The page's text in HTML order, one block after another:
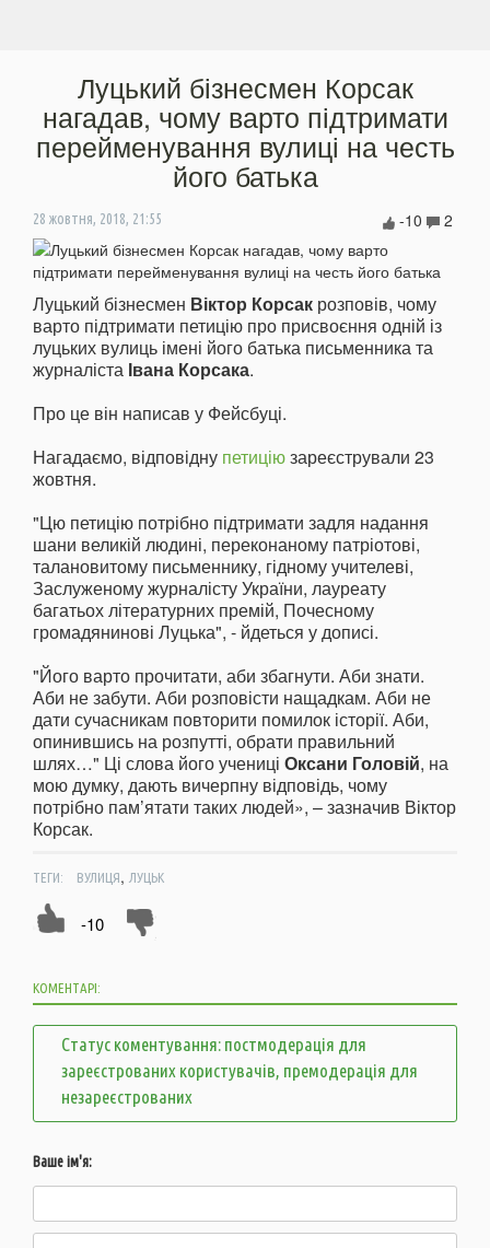
Луцький бізнесмен Корсак
нагадав, чому варто підтримати
перейменування вулиці на честь
його батька
28 жовтня, 2018, 21:55 2
-10
Луцький бізнесмен Віктор Корсак розповів, чому
варто підтримати петицію про присвоєння одній із
луцьких вулиць імені його батька письменника та
журналіста Івана Корсака.
Про це він написав у Фейсбуці.
Нагадаємо, відповідну петиціюзареєстрували 23
жовтня.
"Цю петицію потрібно підтримати задля надання
шани великій людині, переконаному патріотові,
талановитому письменнику, гідному учителеві,
Заслуженому журналісту України, лауреату
багатьох літературних премій, Почесному
громадянинові Луцька", - йдеться у дописі.
"Його варто прочитати, аби збагнути. Аби знати.
Аби не забути. Аби розповісти нащадкам. Аби не
дати сучасникам повторити помилок історії. Аби,
опинившись на розпутті, обрати правильний
шлях…" Ці слова його учениці Оксани Головій, на
мою думку, дають вичерпну відповідь, чому
потрібно пам’ятати таких людей», – зазначив Віктор
Корсак.
ТЕГИ: ВУЛИЦЯ, ЛУЦЬК
-10
КОМЕНТАРІ:
Статус коментування: постмодерація для
зареєстрованих користувачів, премодерація для
незареєстрованих
Ваше ім'я: